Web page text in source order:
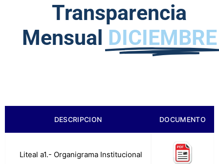
Transparencia
Mensual DICIEMBRE
DESCRIPCION DOCUMENTO
Liteal a1.- Organigrama Institucional